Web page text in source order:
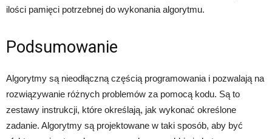
ilości pamięci potrzebnej do wykonania algorytmu.
Podsumowanie
Algorytmy są nieodłączną częścią programowania i pozwalają na
rozwiązywanie różnych problemów za pomocą kodu. Są to
zestawy instrukcji, które określają, jak wykonać określone
zadanie. Algorytmy są projektowane w taki sposób, aby być